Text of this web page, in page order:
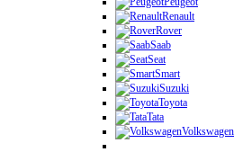
Renault
Rover
Saab
Seat
Smart
Suzuki
Toyota
Tata
Volkswagen